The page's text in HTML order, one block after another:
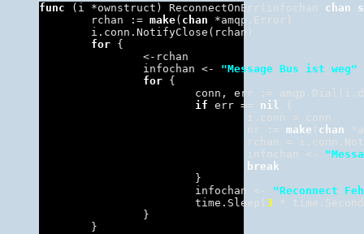
func (i *ownstruct) ReconnectOnErr(infochan chan
        rchan :=
make( chan *amqp.Error)
        i.conn.NotifyClose(rchan)
for {
                <-rchan
                infochan <-
"Message Bus ist weg"
for {
conn, err :=
if err == nil
{
                                i.conn = conn
                                nr :=
make ( chan
rchan =
                                infochan <-
break
                        }
                        infochan <-
"Reconnect
                        time.Sleep(
3 *
                }
        }